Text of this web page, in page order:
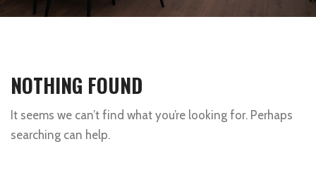
NOTHING FOUND
It seems we can’t find what you’re looking for. Perhaps
searching can help.